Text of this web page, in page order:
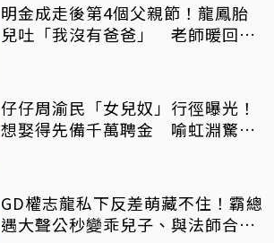
明金成走後第4個父親節！龍鳳胎
兒吐「我沒有爸爸」 老師暖回一
仔仔周渝民「女兒奴」行徑曝光！
想娶得先備千萬聘金 喻虹淵驚
GD權志龍私下反差萌藏不住！霸總
遇大聲公秒變乖兒子、與法師合照